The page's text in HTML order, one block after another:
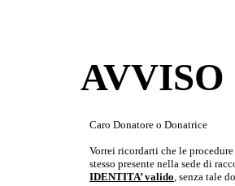
Caro Donatore o Donatrice
Vorrei ricordarti che le
stesso presente nella sede di
IDENTITA’ valido, senza tale